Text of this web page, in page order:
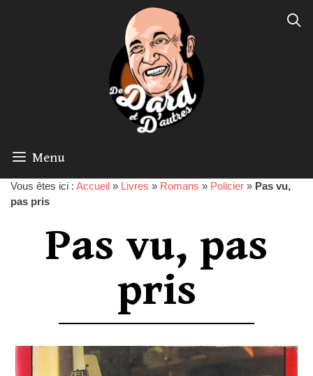
Menu
Vous êtes ici : Accueil » Livres » Romans » Policier » Pas vu,
pas pris
Pas vu, pas
pris